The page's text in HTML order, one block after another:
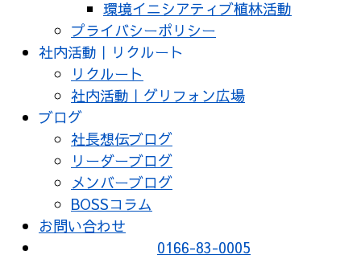
環境イニシアティブ植林活動
プライバシーポリシー
社内活動｜リクルート
リクルート
社内活動｜グリフォン広場
ブログ
社長想伝ブログ
リーダーブログ
メンバーブログ
BOSSコラム
お問い合わせ
0166-83-0005